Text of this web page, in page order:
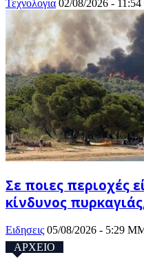
Τεχνολογια 02/08/2026 -
Σε ποιες περιοχές
κίνδυνος
Ειδησεις 05/08/2026 - 5:29
ΑΡΧΕΙΟ